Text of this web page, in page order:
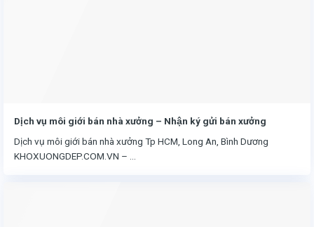
Dịch vụ môi giới bán nhà xưởng – Nhận ký gửi bán xưởng
Dịch vụ môi giới bán nhà xưởng Tp HCM, Long An, Bình Dương
KHOXUONGDEP.COM.VN – ...